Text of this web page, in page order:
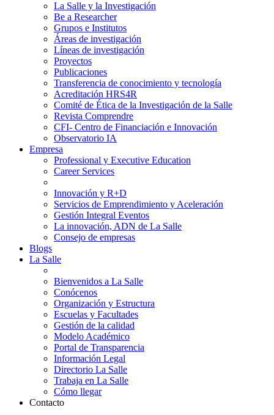
La Salle y la Investigación
Be a Researcher
Grupos e Institutos
Áreas de investigación
Líneas de investigación
Proyectos
Publicaciones
Transferencia de conocimiento y tecnología
Acreditación HRS4R
Comité de Ética de la Investigación de la Salle
Revista Comprendre
CFI- Centro de Financiación e Innovación
Observatorio IA
Empresa
Professional y Executive Education
Career Services
Innovación y R+D
Servicios de Emprendimiento y Aceleración
Gestión Integral Eventos
La innovación, ADN de La Salle
Consejo de empresas
Blogs
La Salle
Bienvenidos a La Salle
Conócenos
Organización y Estructura
Escuelas y Facultades
Gestión de la calidad
Modelo Académico
Portal de Transparencia
Información Legal
Directorio La Salle
Trabaja en La Salle
Cómo llegar
Contacto